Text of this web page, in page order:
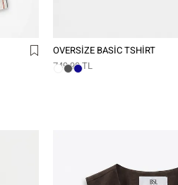
OVERSIZE BASIC TSHIRT
749,99 TL